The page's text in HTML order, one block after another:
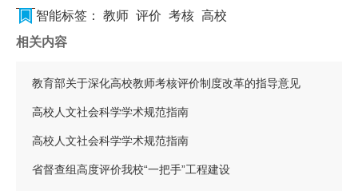
智能标签： 教师 评价 考核 高校
相关内容
教育部关于深化高校教师考核评价制度改革的指导意见
高校人文社会科学学术规范指南
高校人文社会科学学术规范指南
省督查组高度评价我校“一把手”工程建设